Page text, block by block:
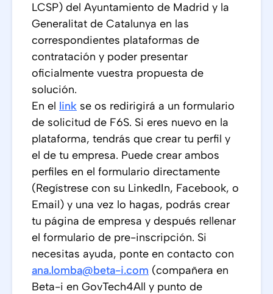
LCSP) del Ayuntamiento de Madrid y la
Generalitat de Catalunya en las
correspondientes plataformas de
contratación y poder presentar
oficialmente vuestra propuesta de
solución.
En el link se os redirigirá a un formulario
de solicitud de F6S. Si eres nuevo en la
plataforma, tendrás que crear tu perfil y
el de tu empresa. Puede crear ambos
perfiles en el formulario directamente
(Regístrese con su LinkedIn, Facebook, o
Email) y una vez lo hagas, podrás crear
tu página de empresa y después rellenar
el formulario de pre-inscripción. Si
necesitas ayuda, ponte en contacto con
ana.lomba@beta-i.com (compañera en
Beta-i en GovTech4All y punto de